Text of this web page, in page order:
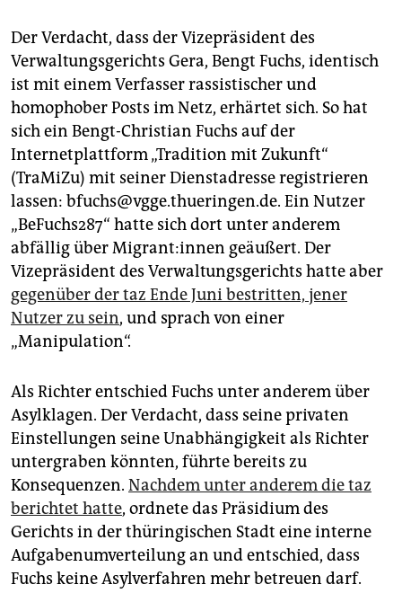
genossenschaft
epaper login
Der Verdacht, dass der Vizepräsident des
Verwaltungsgerichts Gera, Bengt Fuchs, identisch
ist mit einem Verfasser rassistischer und
homophober Posts im Netz, erhärtet sich. So hat
sich ein Bengt-Christian Fuchs auf der
Internetplattform „Tradition mit Zukunft“
(TraMiZu) mit seiner Dienstadresse registrieren
lassen: bfuchs@vgge.thueringen.de. Ein Nutzer
„BeFuchs287“ hatte sich dort unter anderem
abfällig über Mi­gran­t:in­nen geäußert. Der
Vizepräsident des Verwaltungsgerichts hatte aber
gegenüber der taz Ende Juni bestritten, jener
Nutzer zu sein, und sprach von einer
„Manipulation“.
Als Richter entschied Fuchs unter anderem über
Asylklagen. Der Verdacht, dass seine privaten
Einstellungen seine Unabhängigkeit als Richter
untergraben könnten, führte bereits zu
Konsequenzen. Nachdem unter anderem die taz
berichtet hatte, ordnete das Präsidium des
Gerichts in der thüringischen Stadt eine interne
Aufgabenumverteilung an und entschied, dass
Fuchs keine Asylverfahren mehr betreuen darf.